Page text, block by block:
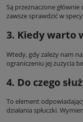
Są przeznaczone
zawsze sprawdzić w
3. Kiedy warto
Wtedy, gdy zależy nam
ograniczeniu jej zużycia
4. Do czego
To element
działania spłuczki.